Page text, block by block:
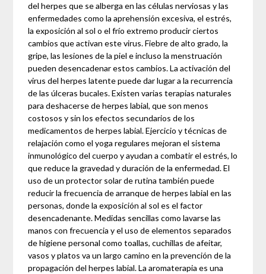
del herpes que se alberga en las células nerviosas y las
enfermedades como la aprehensión excesiva, el estrés,
la exposición al sol o el frío extremo producir ciertos
cambios que activan este virus. Fiebre de alto grado, la
gripe, las lesiones de la piel e incluso la menstruación
pueden desencadenar estos cambios. La activación del
virus del herpes latente puede dar lugar a la recurrencia
de las úlceras bucales. Existen varias terapias naturales
para deshacerse de herpes labial, que son menos
costosos y sin los efectos secundarios de los
medicamentos de herpes labial. Ejercicio y técnicas de
relajación como el yoga regulares mejoran el sistema
inmunológico del cuerpo y ayudan a combatir el estrés, lo
que reduce la gravedad y duración de la enfermedad. El
uso de un protector solar de rutina también puede
reducir la frecuencia de arranque de herpes labial en las
personas, donde la exposición al sol es el factor
desencadenante. Medidas sencillas como lavarse las
manos con frecuencia y el uso de elementos separados
de higiene personal como toallas, cuchillas de afeitar,
vasos y platos va un largo camino en la prevención de la
propagación del herpes labial. La aromaterapia es una